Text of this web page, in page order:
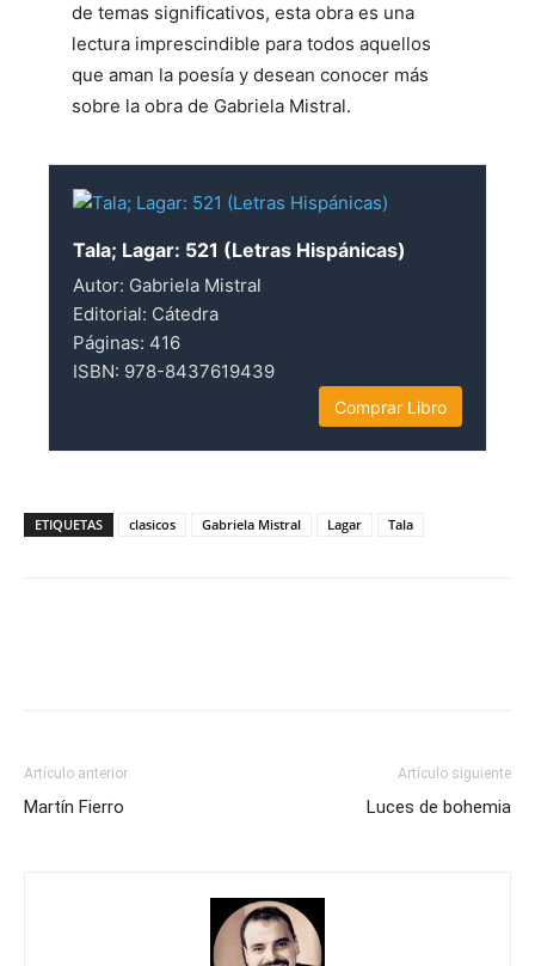
de temas significativos, esta obra es una
lectura imprescindible para todos aquellos
que aman la poesía y desean conocer más
sobre la obra de Gabriela Mistral.
Tala; Lagar: 521 (Letras Hispánicas)
Autor: Gabriela Mistral
Editorial: Cátedra
Páginas: 416
ISBN: 978-8437619439
Comprar Libro
ETIQUETAS clasicos Gabriela Mistral Lagar Tala
Artículo anterior
Martín Fierro
Artículo siguiente
Luces de bohemia